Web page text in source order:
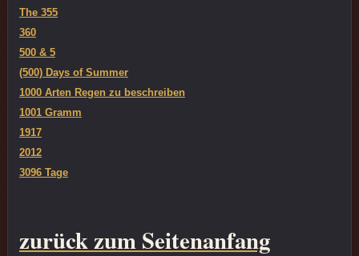
The 355
360
500 & 5
(500) Days of Summer
1000 Arten Regen zu beschreiben
1001 Gramm
1917
2012
3096 Tage
zurück zum Seitenanfang